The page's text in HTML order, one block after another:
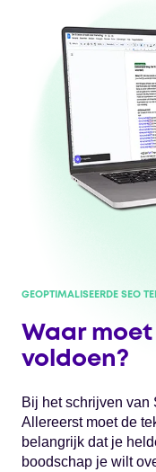
GEOPTIMALISEERDE SEO
Waar moet
voldoen?
Bij het schrijven van
Allereerst moet de
belangrijk dat je
boodschap je wilt